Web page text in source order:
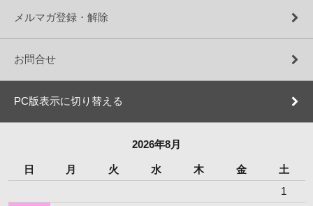
メルマガ登録・解除
お問合せ
PC版表示に切り替える
2026年8月
日 月 火 水 木 金
土
1